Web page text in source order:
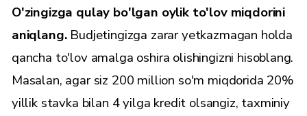
O'zingizga qulay bo'lgan oylik to'lov miqdorini
aniqlang.Budjetingizga zarar yetkazmagan holda
qancha to'lov amalga oshira olishingizni hisoblang.
Masalan, agar siz 200 million so'm miqdorida 20%
yillik stavka bilan 4 yilga kredit olsangiz, taxminiy